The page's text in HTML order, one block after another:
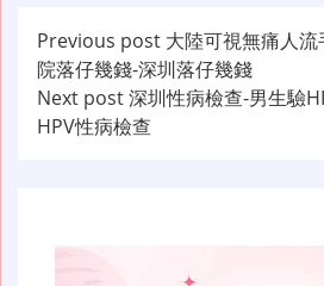
文
章
导
Previous post 大陸可視無痛人
院落仔幾錢-深圳落仔幾錢
Next post深圳性病檢查-男生驗
HPV性病檢查